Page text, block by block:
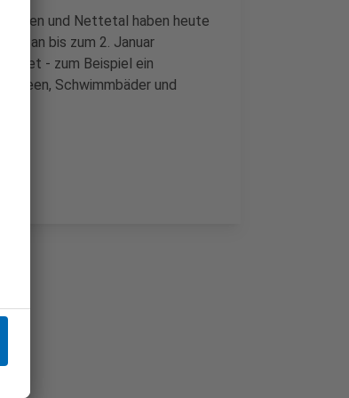
und Nettetal haben heute
an bis zum 2. Januar
- zum Beispiel ein
Schwimmbäder und